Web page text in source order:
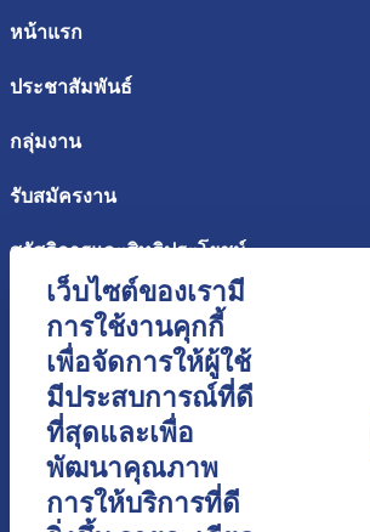
เว็บไซต์ของเรามี
การใช้งานคุกกี้
เพื่อจัดการให้ผู้ใช้
มีประสบการณ์ที่ดี
ที่สุดและเพื่อ
พัฒนาคุณภาพ
การให้บริการที่ดี
หน้าแรก
ประชาสัมพันธ์
กลุ่มงาน
รับสมัครงาน
สวัสดิการและสิทธิประโยชน์
ฝ่ายทรัพยากรบุคคล
พนักงาน
พัฒนาบุคลากร
เกี่ยวกับเรา